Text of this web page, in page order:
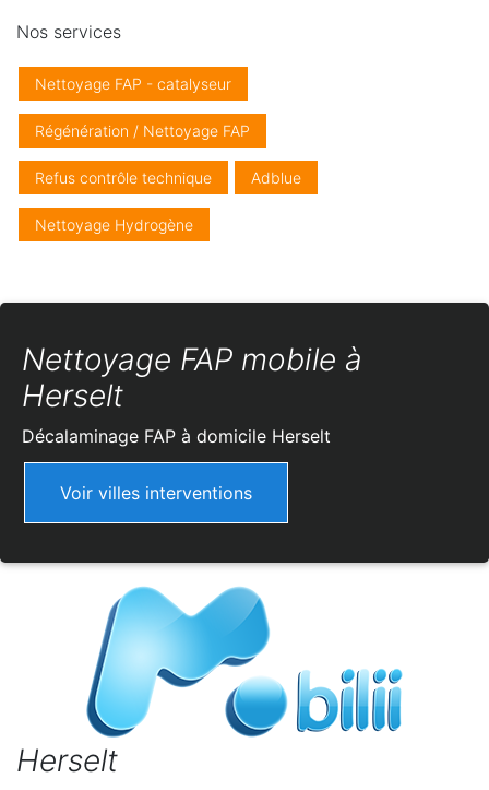
Nos services
Nettoyage FAP - catalyseur
Régénération / Nettoyage FAP
Refus contrôle technique Adblue
Nettoyage Hydrogène
Nettoyage FAP mobile à
Herselt
Décalaminage FAP à domicile Herselt
Voir villes interventions
Herselt